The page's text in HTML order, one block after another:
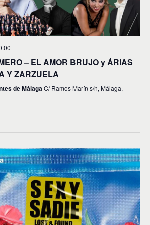
– EL AMOR BRUJO y ÁRIAS
Y ZARZUELA
de MálagaC/ Ramos Marín s/n, Málaga,